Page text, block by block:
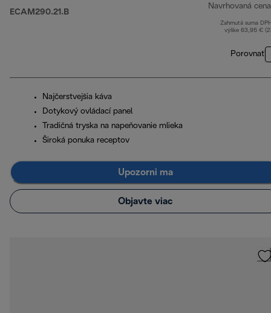
ECAM290.21.B
Navrhovaná cena
Zahrnutá suma
výške 63,95 €
Porovnať
Najčerstvejšia káva
Dotykový ovládací panel
Tradičná tryska na napeňovanie mlieka
Široká ponuka receptov
Upozorni ma
Objavte viac